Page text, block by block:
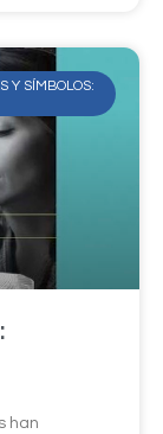
Y SÍMBOLOS:
han